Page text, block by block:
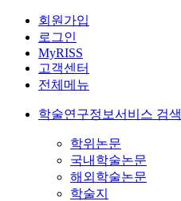
회원가입
로그인
MyRISS
고객센터
전체메뉴
학술연구정보서비스 검색
학위논문
국내학술논문
해외학술논문
학술지